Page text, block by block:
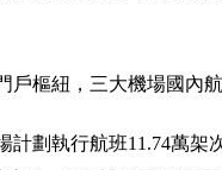
樞紐，三大機場國內航
劃執行航班11.74萬架